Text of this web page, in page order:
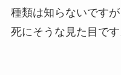
種類は知らないです
死にそうな見た目です